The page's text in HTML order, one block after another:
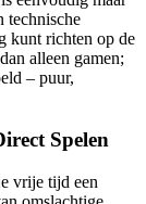
technische
kunt richten op de
alleen gamen;
– puur,
Spelen
vrije tijd een